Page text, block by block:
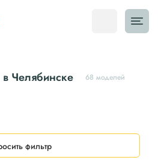
Челябинске 68 моделей
фильтр